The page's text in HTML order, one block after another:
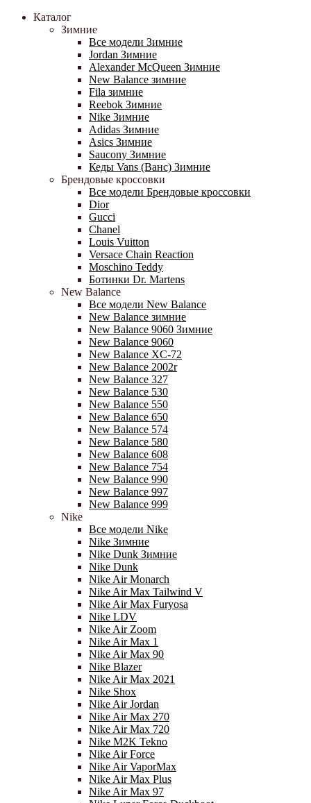
Каталог
Зимние
Все модели Зимние
Jordan Зимние
Alexander McQueen Зимние
New Balance зимние
Fila зимние
Reebok Зимние
Nike Зимние
Adidas Зимние
Asics Зимние
Saucony Зимние
Кеды Vans (Ванс) Зимние
Брендовые кроссовки
Все модели Брендовые кроссовки
Dior
Gucci
Chanel
Louis Vuitton
Versace Chain Reaction
Moschino Teddy
Ботинки Dr. Martens
New Balance
Все модели New Balance
New Balance зимние
New Balance 9060 Зимние
New Balance 9060
New Balance XC-72
New Balance 2002r
New Balance 327
New Balance 530
New Balance 550
New Balance 650
New Balance 574
New Balance 580
New Balance 608
New Balance 754
New Balance 990
New Balance 997
New Balance 999
Nike
Все модели Nike
Nike Зимние
Nike Dunk Зимние
Nike Dunk
Nike Air Monarch
Nike Air Max Tailwind V
Nike Air Max Furyosa
Nike LDV
Nike Air Zoom
Nike Air Max 1
Nike Air Max 90
Nike Blazer
Nike Air Max 2021
Nike Shox
Nike Air Jordan
Nike Air Max 270
Nike Air Max 720
Nike M2K Tekno
Nike Air Force
Nike Air VaporMax
Nike Air Max Plus
Nike Air Max 97